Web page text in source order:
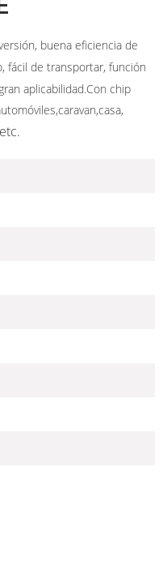
buena eficiencia de
fácil de transportar, función
aplicabilidad.Con chip
aravan,casa,
etc.